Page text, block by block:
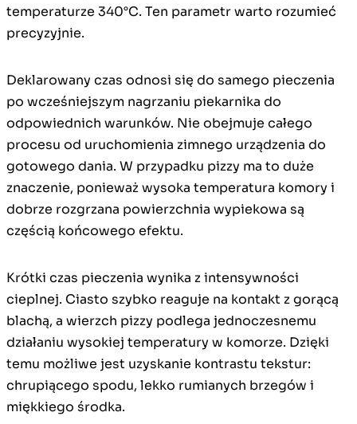
temperaturze 340°C. Ten parametr warto rozumieć
precyzyjnie.
Deklarowany czas odnosi się do samego pieczenia
po wcześniejszym nagrzaniu piekarnika do
odpowiednich warunków. Nie obejmuje całego
procesu od uruchomienia zimnego urządzenia do
gotowego dania. W przypadku pizzy ma to duże
znaczenie, ponieważ wysoka temperatura komory i
dobrze rozgrzana powierzchnia wypiekowa są
częścią końcowego efektu.
Krótki czas pieczenia wynika z intensywności
cieplnej. Ciasto szybko reaguje na kontakt z gorącą
blachą, a wierzch pizzy podlega jednoczesnemu
działaniu wysokiej temperatury w komorze. Dzięki
temu możliwe jest uzyskanie kontrastu tekstur:
chrupiącego spodu, lekko rumianych brzegów i
miękkiego środka.